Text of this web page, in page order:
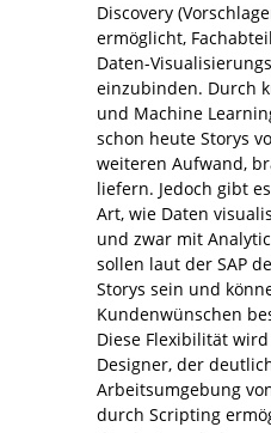
Discovery
ermöglicht,
Daten-
einzubinden. Durch
und Machine
schon heute Storys
weiteren Aufwand,
liefern. Jedoch gibt
Art, wie Daten
und zwar mit
sollen laut der SAP
Storys sein und
Kundenwünschen
Diese Flexibilität
Designer, der
Arbeitsumgebung
durch Scripting